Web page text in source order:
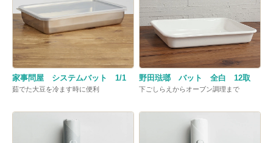
家事問屋 システムバット 1/1
茹でた大豆を冷ます時に便利
野田琺瑯 バット 全白 12取
下ごしらえからオーブン調理まで